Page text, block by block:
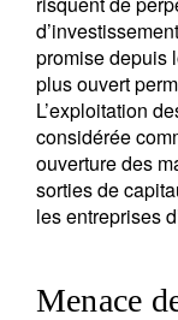
promise depuis
plus ouvert
L’exploitation
considérée
ouverture des
sorties de
les entreprises
Menace